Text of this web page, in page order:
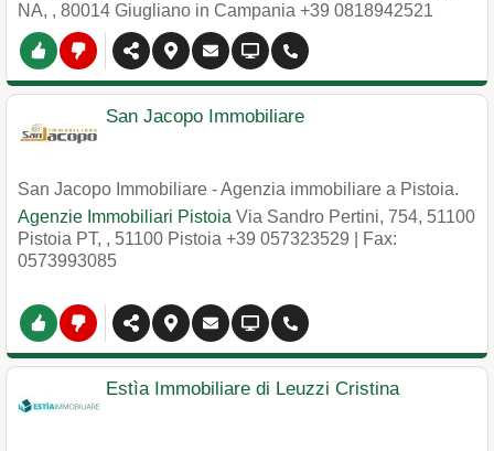
NA, , 80014 Giugliano in Campania +39 0818942521
San Jacopo Immobiliare
San Jacopo Immobiliare - Agenzia immobiliare a Pistoia.
Agenzie Immobiliari Pistoia Via Sandro Pertini, 754, 51100
Pistoia PT, , 51100 Pistoia +39 057323529 | Fax:
0573993085
Estìa Immobiliare di Leuzzi Cristina